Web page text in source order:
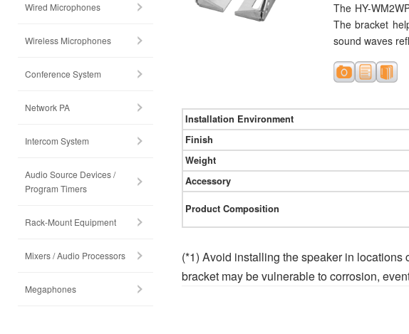
The HY-
The bracket
sound waves
Installation Environment
Finish
Weight
Accessory
Product Composition
(*1) Avoid installing the speaker in
bracket may be vulnerable to corrosion,
Wired Microphones
Wireless Microphones
Conference System
Network PA
Intercom System
Audio Source Devices /
Program Timers
Rack-Mount Equipment
Mixers / Audio Processors
Megaphones